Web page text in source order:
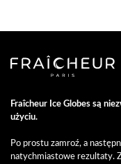
Fraîcheur Ice Globes są
użyciu.
Po prostu zamroź, a
natychmiastowe rezultaty.